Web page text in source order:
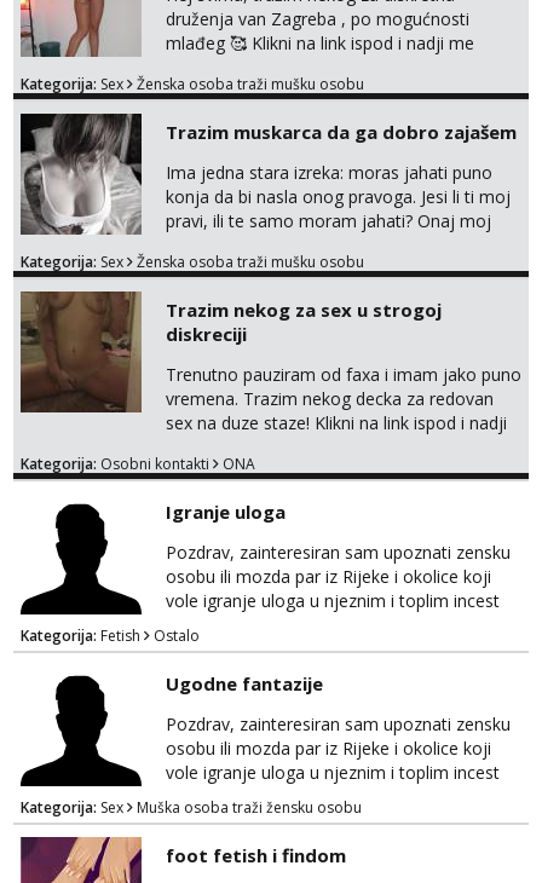
druženja van Zagreba , po mogućnosti
mlađeg 🥰 Klikni na link ispod i nadji me
Kategorija: Sex Ženska osoba traži mušku osobu
Trazim muskarca da ga dobro zajašem
Ima jedna stara izreka: moras jahati puno
konja da bi nasla onog pravoga. Jesi li ti moj
pravi, ili te samo moram jahati? Onaj moj
na sexdater link i javi mi se tamo....
Kategorija: Sex Ženska osoba traži mušku osobu
Trazim nekog za sex u strogoj
diskreciji
Trenutno pauziram od faxa i imam jako puno
vremena. Trazim nekog decka za redovan
sex na duze staze! Klikni na link ispod i nadji
Kategorija: Osobni kontakti ONA
Igranje uloga
Pozdrav, zainteresiran sam upoznati zensku
osobu ili mozda par iz Rijeke i okolice koji
vole igranje uloga u njeznim i toplim incest
pricama, izgled nebitan, bitno je da znas sto
zelis i da se volis zabavljati. Javitese na mail,
viber, wapp ili zovite. Samo ozbiljni, hvala
Kategorija: Fetish Ostalo
Ugodne fantazije
Pozdrav, zainteresiran sam upoznati zensku
osobu ili mozda par iz Rijeke i okolice koji
vole igranje uloga u njeznim i toplim incest
pricama, izgled nebitan, bitno je da znas sto
zelis i da se volis zabavljati. Javitese na mail,
viber, wapp ili zovite. Samo ozbiljni, hvala
Kategorija: Sex Muška osoba traži žensku osobu
foot fetish i findom